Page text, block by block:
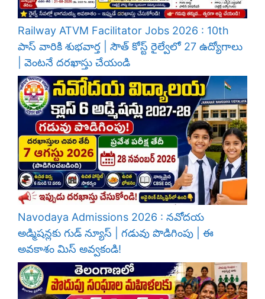
Railway ATVM Facilitator Jobs 2026 : 10th
పాస్ వారికి శుభవార్త | సౌత్ కోస్ట్ రైల్వేలో 27 ఉద్యోగాలు
| వెంటనే దరఖాస్తు చేయండి
Navodaya Admissions 2026 : నవోదయ
అడ్మిషన్లకు గుడ్ న్యూస్ | గడువు పొడిగింపు | ఈ
అవకాశం మిస్ అవ్వకండి!